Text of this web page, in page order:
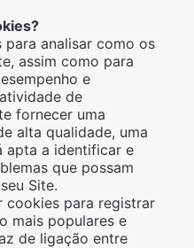
para analisar como os
assim como para
e
de
fornecer uma
alta qualidade, uma
apta a identificar e
que possam
Site.
cookies para registrar
mais populares e
de ligação entre